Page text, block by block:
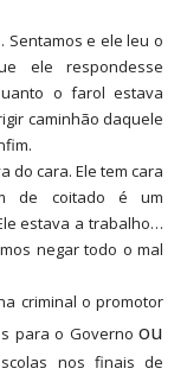
Sentamos e ele leu o
ele respondesse
o farol estava
caminhão daquele
do cara. Ele tem cara
de coitado é um
estava a trabalho…
negar todo o mal
criminal o promotor
para o Governo ou
nos finais de